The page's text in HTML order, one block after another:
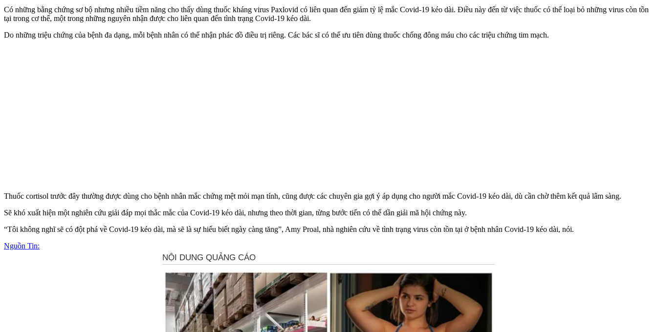
Có những bằng chứng sơ bộ nhưng nhiều tiềm năng cho thấy dùng thuốc kháng virus Paxlovid có liên quan đến giảm tỷ lệ mắc Covid-19 kéo dài. Điều này đến từ việc thuốc có thể loại bỏ những virus còn tồn
tại trong c‌ơ th‌ể, một trong những nguyên nhận được cho liên quan đến tình trạng Covid-19 kéo dài.
Do những triệu chứng của bệnh đa dạng, mỗi bệnh nhân có thể nhận phác đồ điều trị riêng. Các bác sĩ có thể ưu tiên dùng thuốc chống đông máu cho các triệu chứng tim mạch.
Thuốc cortisol trước đây thường được dùng cho bệnh nhân mắc chứng mệt mỏi mạn tính, cũng được các chuyên gia gợi ý áp dụng cho người mắc Covid-19 kéo dài, dù cần chờ thêm kết quả lâm sàng.
Sẽ khó xuất hiện một nghiên cứu giải đáp mọi thắc mắc của Covid-19 kéo dài, nhưng theo thời gian, từng bước tiến có thể dần giải mã hội chứng này.
“Tôi không nghĩ sẽ có đột phá về Covid-19 kéo dài, mà sẽ là sự hiểu biết ngày càng tăng”, Amy Proal, nhà nghiên cứu về tình trạng virus còn tồn tại ở bệnh nhân Covid-19 kéo dài, nói.
Nguồn Tin: